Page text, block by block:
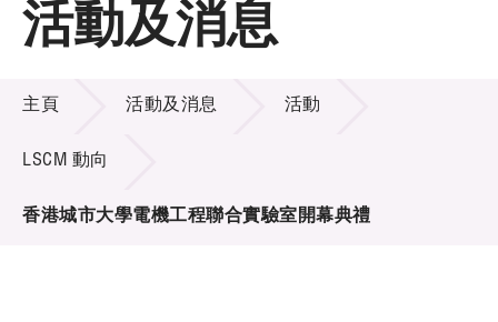
關於LSCM
技術商品化
項目及資助計劃
活動及消息
活動及消息
主頁 活動及消息 活動
LSCM 動向
香港城市大學電機工程聯合實驗室開幕典禮